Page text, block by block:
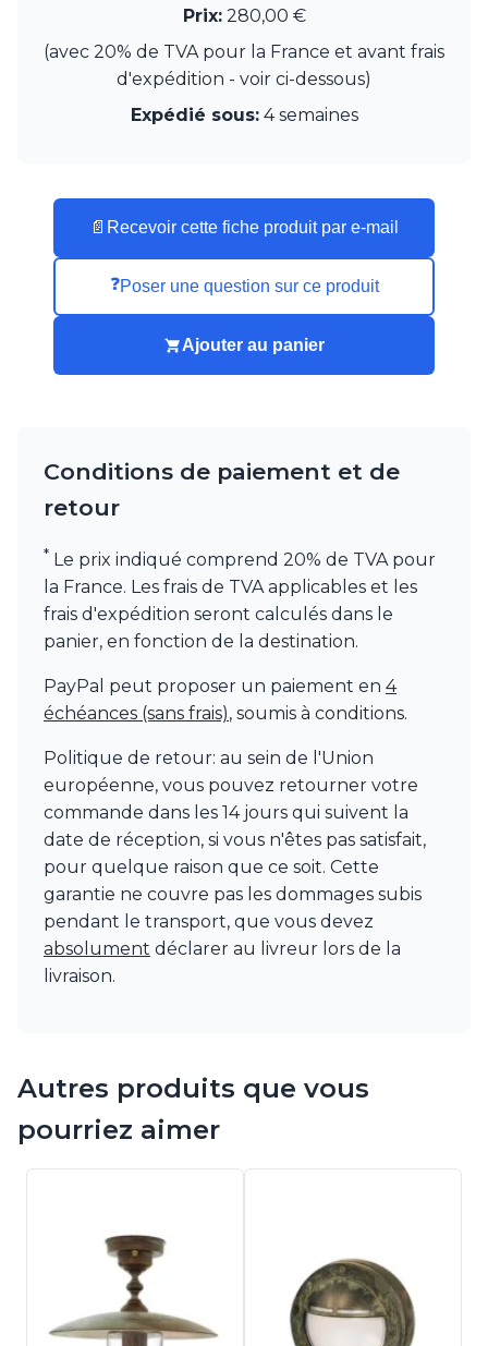
Munari par Stylnove Ceramiche
Myo
Nautic by Tekna
Robin
Royal Botania
Secto Design
Trilum
Visual Comfort&Co.
Watsberg
Prix:280,00 €
(avec 20% de TVA pour la France et avant frais
d'expédition - voir ci-dessous)
Expédié sous:4 semaines
📄 Recevoir cette fiche produit par e-mail
❓Poser une question sur ce produit
Ajouter au panier
Conditions de paiement et de
retour
* Le prix indiqué comprend 20% de TVA pour
la France. Les frais de TVA applicables et les
frais d'expédition seront calculés dans le
panier, en fonction de la destination.
PayPal peut proposer un paiement en 4
échéances (sans frais), soumis à conditions.
Politique de retour: au sein de l'Union
européenne, vous pouvez retourner votre
commande dans les 14 jours qui suivent la
date de réception, si vous n'êtes pas satisfait,
pour quelque raison que ce soit. Cette
garantie ne couvre pas les dommages subis
pendant le transport, que vous devez
absolument déclarer au livreur lors de la
livraison.
Autres produits que vous
pourriez aimer